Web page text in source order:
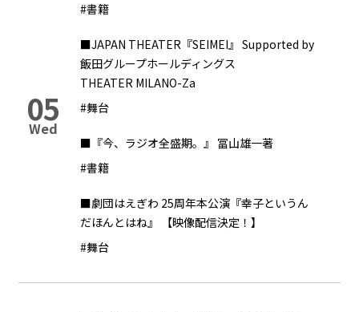
05
Wed
#書籍
■JAPAN THEATER『SEIMEI』 Supported by
飯田グループホールディングス
THEATER MILANO-Za
#舞台
■『今、ラジオ全盛期。』 冨山雄一著
#書籍
■劇団はえぎわ 25周年本公演『幸子というん
だほんとはね』 【映像配信決定！】
#舞台